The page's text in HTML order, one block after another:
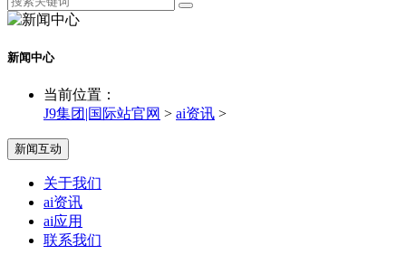
新闻中心
当前位置：
J9集团|国际站官网 > ai资讯 >
新闻互动
关于我们
ai资讯
ai应用
联系我们